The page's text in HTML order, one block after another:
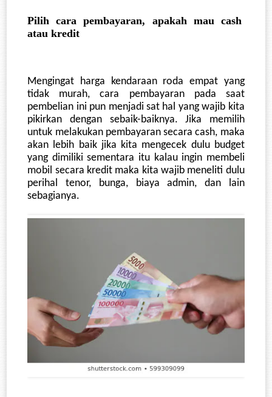
Pilih cara pembayaran, apakah mau cash
atau kredit
Mengingat harga kendaraan roda empat yang
tidak murah, cara pembayaran pada saat
pembelian ini pun menjadi sat hal yang wajib kita
pikirkan dengan sebaik-baiknya. Jika memilih
untuk melakukan pembayaran secara cash, maka
akan lebih baik jika kita mengecek dulu budget
yang dimiliki sementara itu kalau ingin membeli
mobil secara kredit maka kita wajib meneliti dulu
perihal tenor, bunga, biaya admin, dan lain
sebagianya.